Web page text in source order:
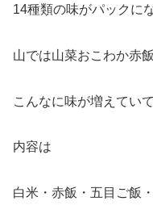
14種類の味がパックに
山では山菜おこわか赤
こんなに味が増えてい
内容は
白米・赤飯・五目ご飯